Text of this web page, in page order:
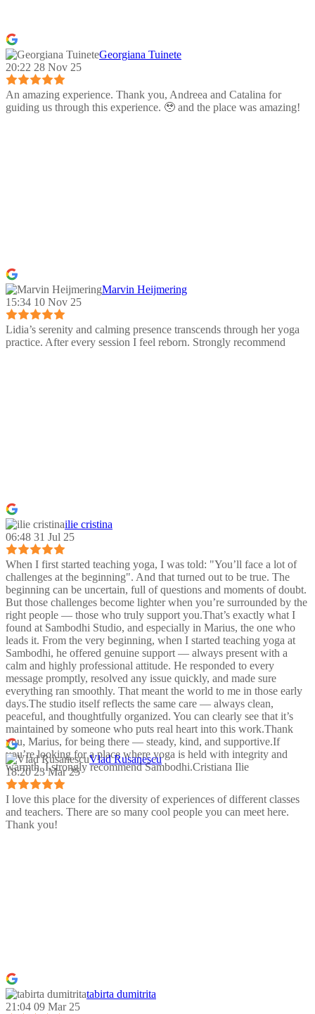
Georgiana Tuinete
20:22 28 Nov 25
An amazing experience. Thank you, Andreea and Catalina for
guiding us through this experience. 🥹 and the place was amazing!
Marvin Heijmering
15:34 10 Nov 25
Lidia’s serenity and calming presence transcends through her yoga
practice. After every session I feel reborn. Strongly recommend
ilie cristina
06:48 31 Jul 25
When I first started teaching yoga, I was told: "You’ll face a lot of
challenges at the beginning". And that turned out to be true. The
beginning can be uncertain, full of questions and moments of doubt.
But those challenges become lighter when you’re surrounded by the
right people — those who truly support you.That’s exactly what I
found at Sambodhi Studio, and especially in Marius, the one who
leads it. From the very beginning, when I started teaching yoga at
Sambodhi, he offered genuine support — always present with a
calm and highly professional attitude. He responded to every
message promptly, resolved any issue quickly, and made sure
everything ran smoothly. That meant the world to me in those early
days.The studio itself reflects the same care — always clean,
peaceful, and thoughtfully organized. You can clearly see that it’s
maintained by someone who puts real heart into this work.Thank
you, Marius, for being there — steady, kind, and supportive.If
you’re looking for a place where yoga is held with integrity and
warmth, I strongly recommend Sambodhi.Cristiana Ilie
Vlad Rusanescu
18:20 23 Mar 25
I love this place for the diversity of experiences of different classes
and teachers. There are so many cool people you can meet here.
Thank you!
tabirta dumitrita
21:04 09 Mar 25